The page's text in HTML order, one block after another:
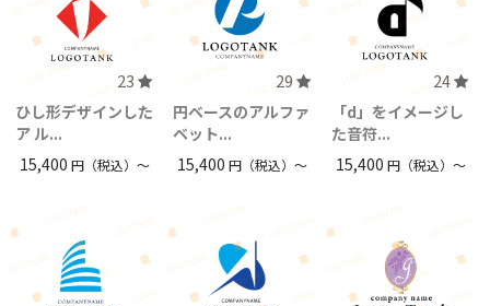
23
ひし形デザインした
ア ル...
15,400 円（税込）〜
29
円ベースのアルファ
ベット...
15,400円（税込）〜
24
「d」をイメージし
た音符...
15,400 円（税込）〜